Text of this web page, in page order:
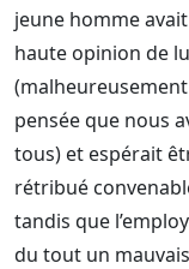
jeune homme
haute opinion de
(malheureusement
pensée que nous
tous) et espérait
rétribué
tandis que
du tout un